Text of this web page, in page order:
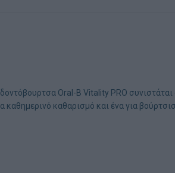
Oral-B Vitality PRO
καθημερινό καθαρισμό και ένα για